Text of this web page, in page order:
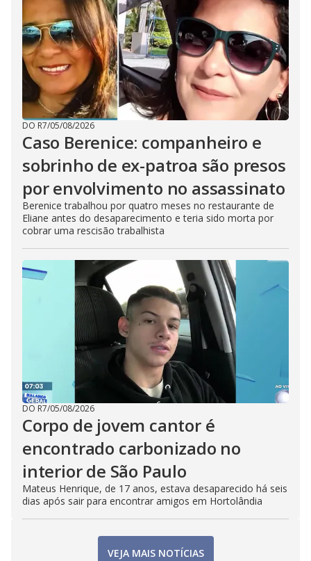
DO R7/05/08/2026
Caso Berenice: companheiro e
sobrinho de ex-patroa são presos
por envolvimento no assassinato
Berenice trabalhou por quatro meses no restaurante de
Eliane antes do desaparecimento e teria sido morta por
cobrar uma rescisão trabalhista
DO R7/05/08/2026
Corpo de jovem cantor é
encontrado carbonizado no
interior de São Paulo
Mateus Henrique, de 17 anos, estava desaparecido há seis
dias após sair para encontrar amigos em Hortolândia
VEJA MAIS NOTÍCIAS